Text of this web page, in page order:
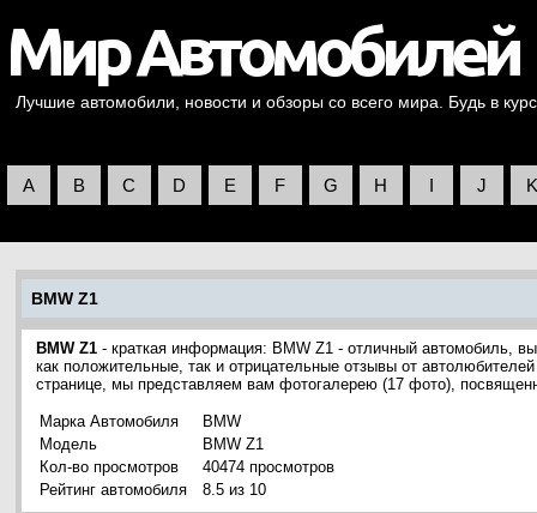
Лучшие автомобили, новости и обзоры со всего мира. Будь в
A B C D E F G H I J K
BMW Z1
BMW Z1 - краткая информация: BMW Z1 - отличный автомобиль,
как положительные, так и отрицательные отзывы от
странице, мы представляем вам фотогалерею (17 фото),
Марка Автомобиля
BMW
Модель
BMW Z1
Кол-во просмотров
40474 просмотров
Рейтинг автомобиля
8.5 из 10